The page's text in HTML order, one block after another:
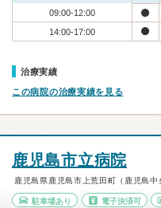
09:00-12:00
14:00-17:00
治療実績
この病院の治療実績を見る
鹿児島市立病院
鹿児島県鹿児島市上荒田町（鹿児島中
駐車場あり 電子決済可